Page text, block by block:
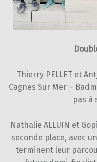
Thierry PELLET et
Cagnes Sur Mer –
pas à
Nathalie ALLUIN et
seconde place, avec
terminent leur